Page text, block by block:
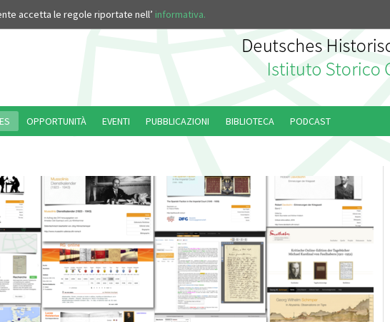
accetta le regole riportate nell’ informativa.
OPPORTUNITÀ EVENTI PUBBLICAZIONI BIBLIOTECA PODCAST